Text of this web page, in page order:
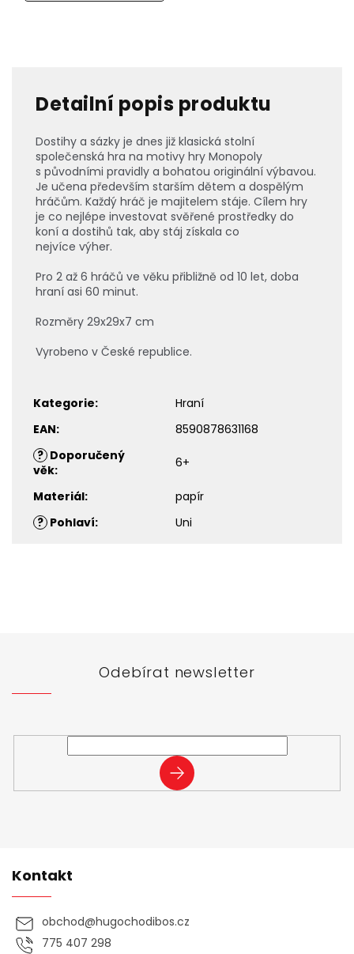
Detailní popis produktu
Dostihy a sázky je dnes již klasická stolní
společenská hra na motivy hry Monopoly
s původními pravidly a bohatou originální výbavou.
Je učena především starším dětem a dospělým
hráčům. Každý hráč je majitelem stáje. Cílem hry
je co nejlépe investovat svěřené prostředky do
koní a dostihů tak, aby stáj získala co
nejvíce výher.
Pro 2 až 6 hráčů ve věku přibližně od 10 let, doba
hraní asi 60 minut.
Rozměry 29x29x7 cm
Vyrobeno v České republice.
Kategorie:
Hraní
EAN:
8590878631168
? Doporučený
věk: 6+
Materiál:
papír
? Pohlaví: Uni
Odebírat newsletter
PŘIHLÁSIT
SE
Kontakt
obchod@hugochodibos.cz
775 407 298